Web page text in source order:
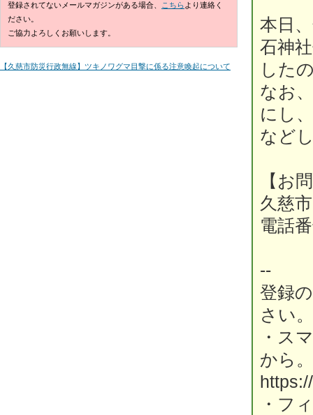
本日
石神
した
なお
にし
など
【お
久慈
電話
--
登録
さい。
・ス
から。
・フ
登録されてないメールマガジンがある場合、
こちら より連絡く
ださい。
ご協力よろしくお願いします。
【久慈市防災行政無線】ツキノワグマ目撃に係る注意喚起について